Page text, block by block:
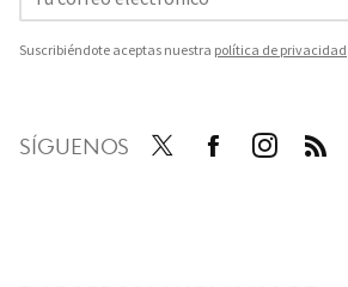
Suscribiéndote aceptas nuestra política de privacidad
SÍGUENOS